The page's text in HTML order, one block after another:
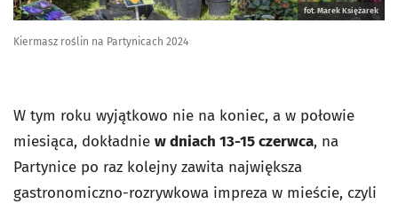
fot. Marek Księżarek
Kiermasz roślin na Partynicach 2024
W tym roku wyjątkowo nie na koniec, a w połowie
miesiąca, dokładnie w dniach 13-15 czerwca, na
Partynice po raz kolejny zawita największa
gastronomiczno-rozrywkowa impreza w mieście, czyli